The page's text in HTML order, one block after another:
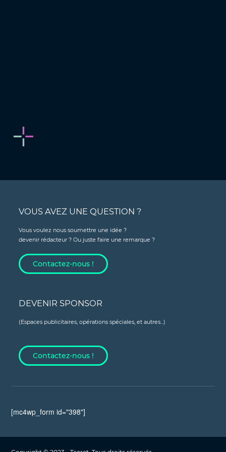
VOUS AVEZ UNE QUESTION ?
Vous voulez nous soumettre une idée ?
devenir rédacteur ? Ou juste faire une remarque ?
Contactez-nous !
DEVENIR SPONSOR
(Espaces publicitaires, opérations spéciales, et autres...)
Contactez-nous !
[mc4wp_form id="398"]